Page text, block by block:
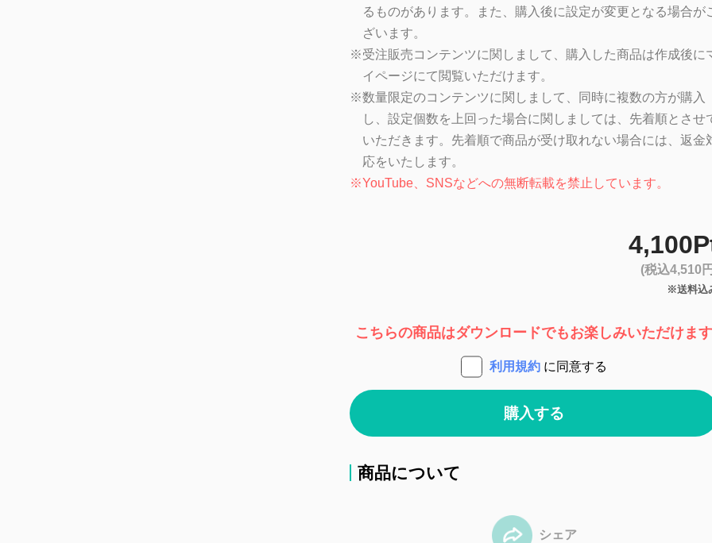
るものがあります。また、購入後に設定が変更となる場合が
ざいます。
※受注販売コンテンツに関しまして、購入した商品は作成後に
イページにて閲覧いただけます。
※数量限定のコンテンツに関しまして、同時に複数の方が購入
し、設定個数を上回った場合に関しましては、先着順とさせ
いただきます。先着順で商品が受け取れない場合には、返金
応をいたします。
※YouTube、SNSなどへの無断転載を禁止しています。
(税込4,510
※送料込
こちらの商品はダウンロードでもお楽しみいただけます
利用規約 に同意する
購入する
商品について
シェア